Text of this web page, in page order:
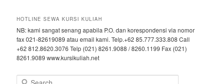
HOTLINE SEWA KURSI KULIAH
NB: kami sangat senang apabila P.O. dan korespondensi via nomor
fax 021-82619089 atau email kami. Telp.+62 85.777.333.808 Call
+62 812.8620.3076 Telp (021) 8261.9088 / 8260.1199 Fax (021)
8261.9089 www.kursikuliah.net
Search